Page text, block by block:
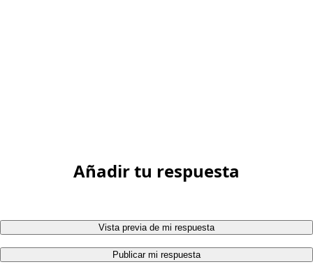
Añadir tu respuesta
Vista previa de mi respuesta
Publicar mi respuesta